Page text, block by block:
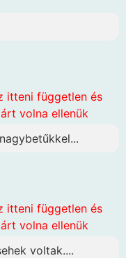
itteni független és
volna ellenük
itteni független és
volna ellenük
voltak....